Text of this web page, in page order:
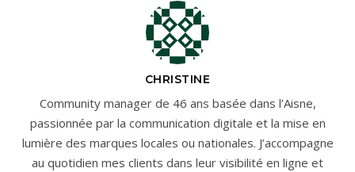
CHRISTINE
Community manager de 46 ans basée dans l’Aisne,
passionnée par la communication digitale et la mise en
lumière des marques locales ou nationales. J’accompagne
au quotidien mes clients dans leur visibilité en ligne et